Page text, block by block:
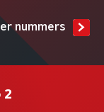
nummers
2